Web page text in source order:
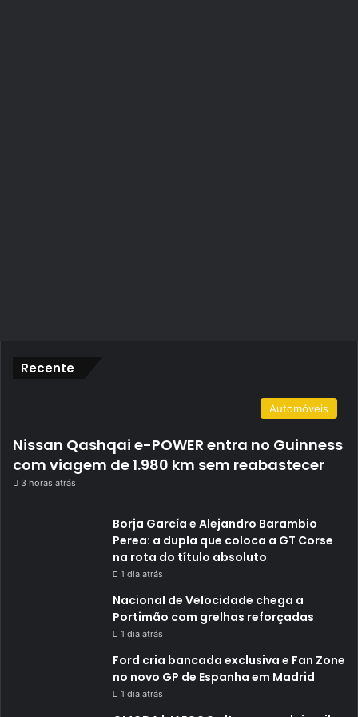
Recente
Automóveis
Nissan Qashqai e-POWER entra no Guinness
com viagem de 1.980 km sem reabastecer
3 horas atrás
Borja García e Alejandro Barambio
Perea: a dupla que coloca a GT Corse
na rota do título absoluto
1 dia atrás
Nacional de Velocidade chega a
Portimão com grelhas reforçadas
1 dia atrás
Ford cria bancada exclusiva e Fan Zone
no novo GP de Espanha em Madrid
1 dia atrás